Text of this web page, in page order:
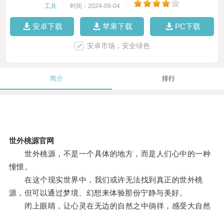
工具 时间：2024-09-04
安卓下载 苹果下载 PC下载
安卓市场，安全绿色
简介 排行
世外桃源官网
世外桃源，不是一个具体的地方，而是人们心中的一种
憧憬。
在这个现实世界中，我们或许无法找到真正的世外桃
源，但可以通过梦境、幻想来体验那份宁静与美好。
闭上眼睛，让心灵在无边的自然之中徜徉，感受大自然